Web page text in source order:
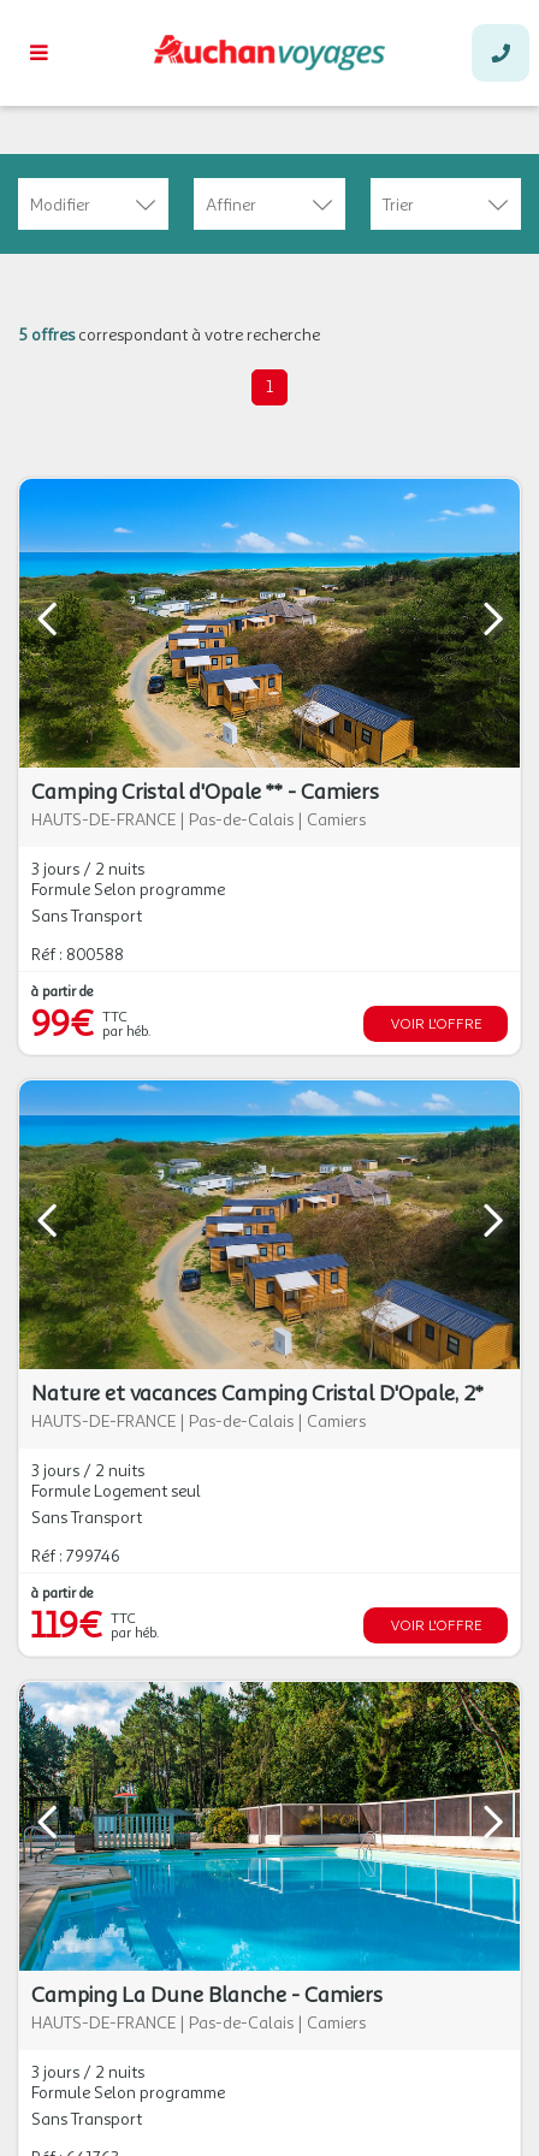
Modifier Affiner Trier
5 offrescorrespondant à votre recherche
1
Camping Cristal d'Opale ** - Camiers
HAUTS-DE-FRANCE | Pas-de-Calais | Camiers
3 jours / 2 nuits
Formule Selon programme
Sans Transport
Réf : 800588
à partir de
99€ TTC
par héb.
VOIR L'OFFRE
Nature et vacances Camping Cristal D'Opale, 2*
HAUTS-DE-FRANCE | Pas-de-Calais | Camiers
3 jours / 2 nuits
Formule Logement seul
Sans Transport
Réf : 799746
à partir de
119€ TTC
par héb.
VOIR L'OFFRE
Camping La Dune Blanche - Camiers
HAUTS-DE-FRANCE | Pas-de-Calais | Camiers
3 jours / 2 nuits
Formule Selon programme
Sans Transport